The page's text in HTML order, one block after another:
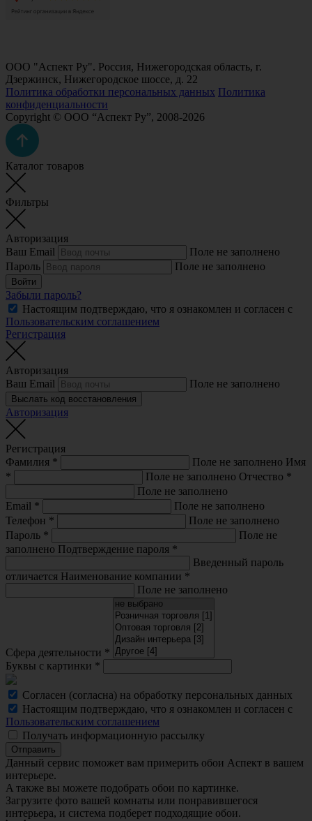
ООО "Аспект Ру". Россия, Нижегородская область, г.
Дзержинск, Нижегородское шоссе, д. 22
Политика обработки персональных данных Политика
конфиденциальности
Copyright © ООО “Аспект Ру”, 2008-2026
Каталог товаров
Фильтры
Авторизация
Ваш Email
Поле не заполнено
Пароль
Поле не заполнено
Войти
Забыли пароль?
Настоящим подтверждаю, что я ознакомлен и согласен с
Пользовательским соглашением
Регистрация
Авторизация
Ваш Email
Поле не заполнено
Выслать код восстановления
Авторизация
Регистрация
Фамилия * Поле не заполнено Имя
*
Поле не заполнено Отчество *
Поле не заполнено
Email *
Поле не заполнено
Телефон *
Поле не заполнено
Пароль *
Поле не
заполнено Подтверждение пароля *
Введенный пароль
отличается Наименование компании *
Поле не заполнено
Сфера деятельности *
Буквы с картинки *
Согласен (согласна) на обработку персональных данных
Настоящим подтверждаю, что я ознакомлен и согласен с
Пользовательским соглашением
Получать информационную рассылку
Отправить
Данный сервис поможет вам примерить обои Аспект в вашем
интерьере.
A также вы можете подобрать обои по картинке.
Загрузите фото вашей комнаты или понравившегося
интерьера, и система подберет подходящие обои.